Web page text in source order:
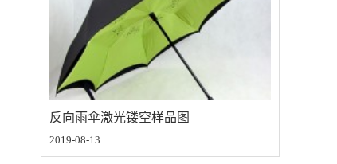
反向雨伞激光镂空样品图
2019-08-13